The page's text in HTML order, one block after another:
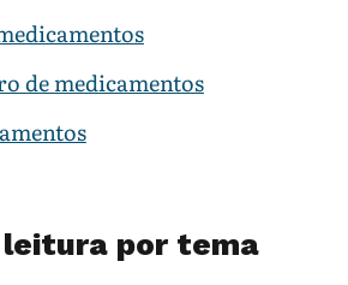
de medicamentos
por tema